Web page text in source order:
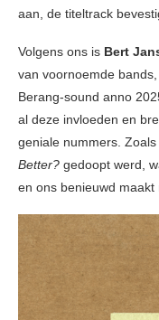
aan, de titeltrack
Volgens ons is Bert
van voornoemde
Berang-sound anno
al deze invloeden en
geniale nummers.
Better? gedoopt werd,
en ons benieuwd maakt